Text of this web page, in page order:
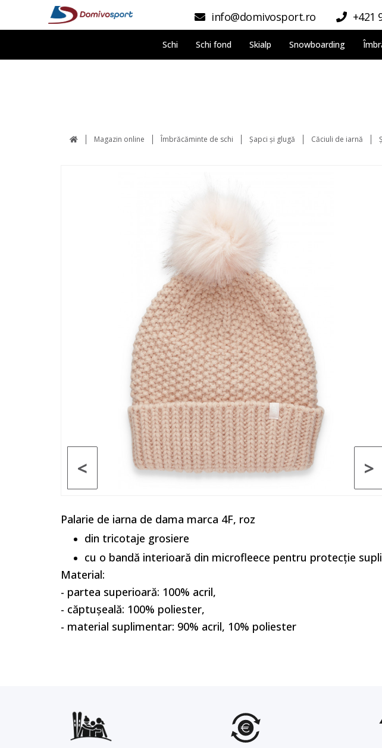
info@domivosport.ro +421
Schi Schi fond Skialp Snowboarding
Magazin online Îmbrăcăminte de schi Şapci şi glugă Căciuli de iarnă
>
<
Palarie de iarna de dama marca 4F, roz
din tricotaje grosiere
cu o bandă interioară din microfleece pentru protecție
Material:
- partea superioară: 100% acril,
- căptușeală: 100% poliester,
- material suplimentar: 90% acril, 10% poliester